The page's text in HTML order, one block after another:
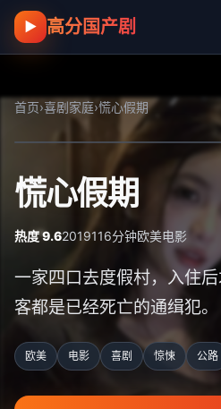
▶ 高分国产剧
首页›喜剧家庭›慌心假期
慌心假期
热度 9.62019116分钟欧美电影
一家四口去度假村，入住
客都是已经死亡的通缉犯。
欧美 电影 喜剧 惊悚 公路